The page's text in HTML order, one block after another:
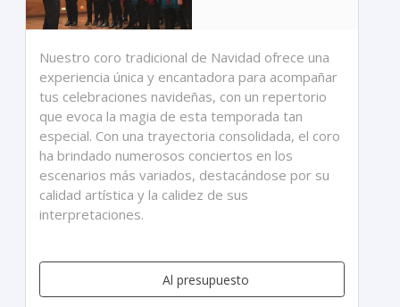
Nuestro coro tradicional de Navidad ofrece una
experiencia única y encantadora para acompañar
tus celebraciones navideñas, con un repertorio
que evoca la magia de esta temporada tan
especial. Con una trayectoria consolidada, el coro
ha brindado numerosos conciertos en los
escenarios más variados, destacándose por su
calidad artística y la calidez de sus
interpretaciones.
Al presupuesto